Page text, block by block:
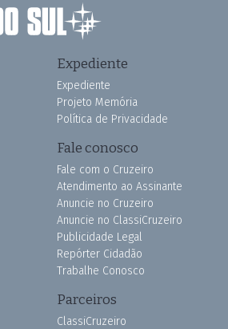
Expediente
Expediente
Projeto Memória
Política de Privacidade
Fale conosco
Fale com o Cruzeiro
Atendimento ao Assinante
Anuncie no Cruzeiro
Anuncie no ClassiCruzeiro
Publicidade Legal
Repórter Cidadão
Trabalhe Conosco
Parceiros
ClassiCruzeiro